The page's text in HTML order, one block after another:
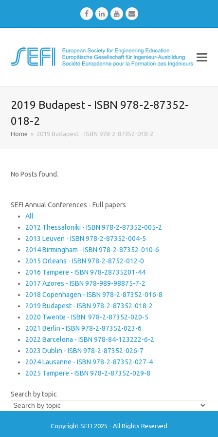
FacebookLinkedInYoutubeEmail
2019 Budapest - ISBN 978-2-87352-
018-2
Home » 2019 Budapest - ISBN 978-2-87352-018-2
No Posts found.
SEFI Annual Conferences - Full papers
All
2012 Thessaloniki - ISBN 978-2-87352-005-2
2013 Leuven - ISBN 978-2-87352-004-5
2014 Birmingham - ISBN 978-2-87352-010-6
2015 Orleans - ISBN 978-2-8752-012-0
2016 Tampere - ISBN 978-28735201-44
2017 Azores - ISBN 978-989-98875-7-2
2018 Copenhagen - ISBN 978-2-87352-016-8
2019 Budapest - ISBN 978-2-87352-018-2
2020 Twente - ISBN: 978-2-87352-020-5
2021 Berlin - ISBN 978-2-87352-023-6
2022 Barcelona - ISBN 978-84-123222-6-2
2023 Dublin - ISBN 978-2-87352-026-7
2024 Lausanne - ISBN 978-2-87352-027-4
2025 Tampere - ISBN 978-2-87352-029-8
Search by topic
Copyright SEFI 2025 - All Rights Reserved